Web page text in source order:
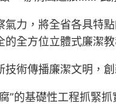
力，將全省各具特
全方位立體式廉潔教
術傳播廉潔文明，
”的基礎性工程抓緊